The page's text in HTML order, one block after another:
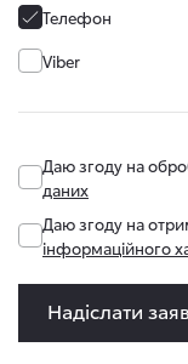
Телефон
Viber
Даю згоду на
даних
Даю згоду на
інформаційного
Надіслати